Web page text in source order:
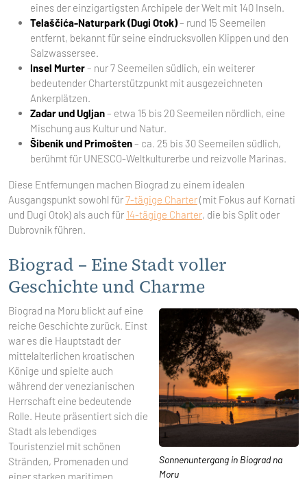
eines der einzigartigsten Archipele der Welt mit 140 Inseln.
Telaščića-Naturpark (Dugi Otok)– rund 15 Seemeilen
entfernt, bekannt für seine eindrucksvollen Klippen und den
Salzwassersee.
Insel Murter– nur 7 Seemeilen südlich, ein weiterer
bedeutender Charterstützpunkt mit ausgezeichneten
Ankerplätzen.
Zadar und Ugljan– etwa 15 bis 20 Seemeilen nördlich, eine
Mischung aus Kultur und Natur.
Šibenik und Primošten– ca. 25 bis 30 Seemeilen südlich,
berühmt für UNESCO-Weltkulturerbe und reizvolle Marinas.
Diese Entfernungen machen Biograd zu einem idealen
Ausgangspunkt sowohl für7-tägige Charter(mit Fokus auf Kornati
und Dugi Otok) als auch für 14-tägige Charter, die bis Split oder
Dubrovnik führen.
Biograd – Eine Stadt voller
Geschichte und Charme
Sonnenuntergang in Biograd na
Moru
Biograd na Moru blickt auf eine
reiche Geschichte zurück. Einst
war es die Hauptstadt der
mittelalterlichen kroatischen
Könige und spielte auch
während der venezianischen
Herrschaft eine bedeutende
Rolle. Heute präsentiert sich die
Stadt als lebendiges
Touristenziel mit schönen
Stränden, Promenaden und
einer starken maritimen